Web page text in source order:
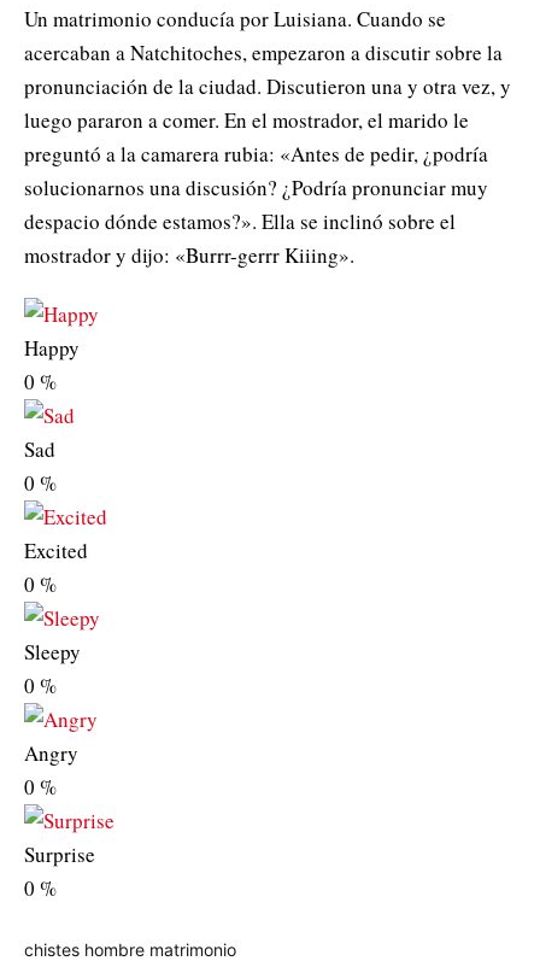
Un matrimonio conducía por Luisiana. Cuando se
acercaban a Natchitoches, empezaron a discutir sobre la
pronunciación de la ciudad. Discutieron una y otra vez, y
luego pararon a comer. En el mostrador, el marido le
preguntó a la camarera rubia: «Antes de pedir, ¿podría
solucionarnos una discusión? ¿Podría pronunciar muy
despacio dónde estamos?». Ella se inclinó sobre el
mostrador y dijo: «Burrr-gerrr Kiiing».
Happy
0 %
Sad
0 %
Excited
0 %
Sleepy
0 %
Angry
0 %
Surprise
0 %
chistes hombre matrimonio